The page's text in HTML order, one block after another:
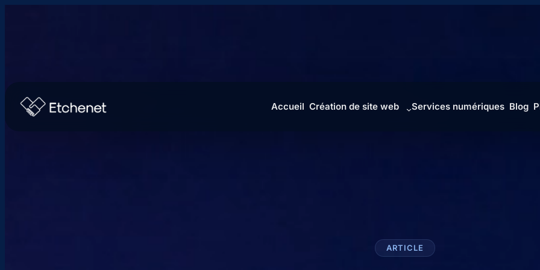
Accueil Création de site web Services numériques Blog
ARTICLE